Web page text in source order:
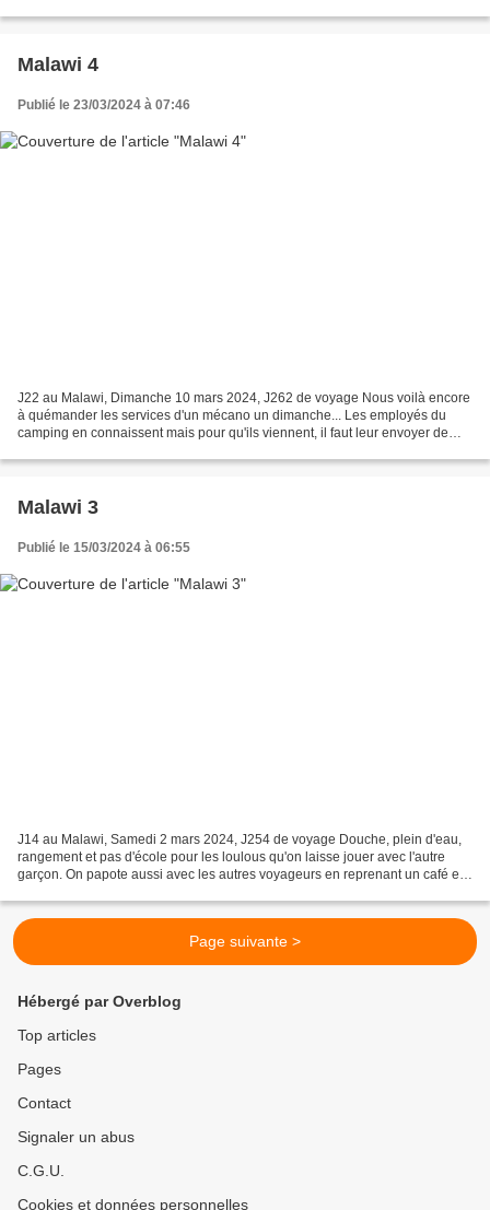
Malawi 4
Publié le 23/03/2024 à 07:46
J22 au Malawi, Dimanche 10 mars 2024, J262 de voyage Nous voilà encore
à quémander les services d'un mécano un dimanche... Les employés du
camping en connaissent mais pour qu'ils viennent, il faut leur envoyer de
Malawi 3
Publié le 15/03/2024 à 06:55
J14 au Malawi, Samedi 2 mars 2024, J254 de voyage Douche, plein d'eau,
rangement et pas d'école pour les loulous qu'on laisse jouer avec l'autre
garçon. On papote aussi avec les autres voyageurs en reprenant un café et
Page suivante >
Hébergé par Overblog
Top articles
Pages
Contact
Signaler un abus
C.G.U.
Cookies et données personnelles